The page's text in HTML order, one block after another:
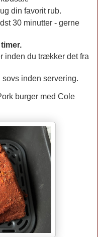
din favorit rub.
30 minutter - gerne
inden du trækker det fra
inden servering.
burger med Cole